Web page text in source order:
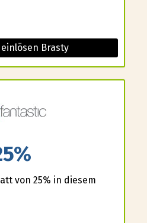
Brasty
von 25% in diesem